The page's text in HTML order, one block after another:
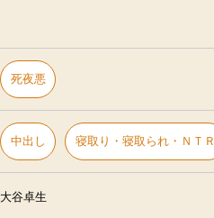
死夜悪
中出し 寝取り・寝取られ・ＮＴＲ
大谷卓生